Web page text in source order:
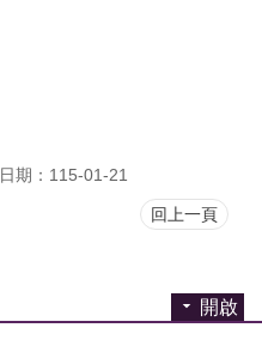
期：115-01-21
回上一頁
開啟